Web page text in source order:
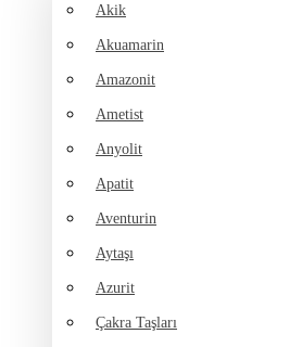
Akik
Akuamarin
Amazonit
Ametist
Anyolit
Apatit
Aventurin
Aytaşı
Azurit
Çakra Taşları